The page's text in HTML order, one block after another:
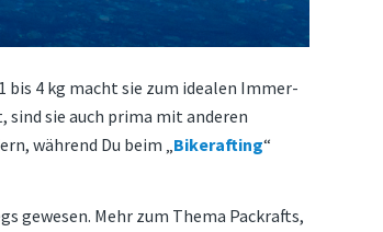
4 kg macht sie zum idealen Immer-
sind sie auch prima mit anderen
während Du beim „ Bikerafting“
gewesen. Mehr zum Thema Packrafts,